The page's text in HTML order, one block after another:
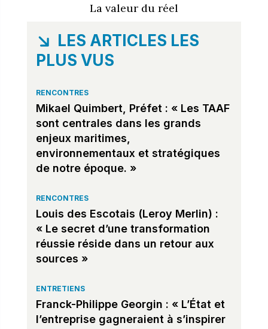
La valeur du réel
LES ARTICLES LES
PLUS VUS
RENCONTRES
Mikael Quimbert, Préfet : « Les TAAF
sont centrales dans les grands
enjeux maritimes,
environnementaux et stratégiques
de notre époque. »
RENCONTRES
Louis des Escotais (Leroy Merlin) :
« Le secret d’une transformation
réussie réside dans un retour aux
sources »
ENTRETIENS
Franck-Philippe Georgin : « L’État et
l’entreprise gagneraient à s’inspirer